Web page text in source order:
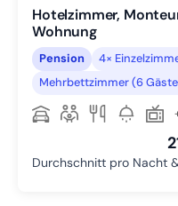
Hotelzimmer,
Wohnung
Pension 4×
Mehrbettzimmer (6
Durchschnitt pro Nacht